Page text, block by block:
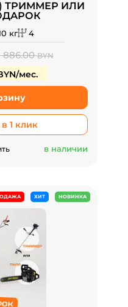
ТРИММЕР ИЛИ
кг 4
886.00BYN
мес.
1 клик
в наличии
ХИТ НОВИНКА